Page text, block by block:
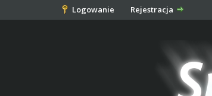
Logowanie Rejestracja